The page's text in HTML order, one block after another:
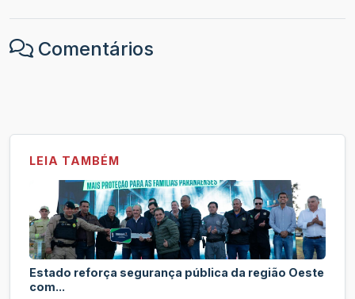
Comentários
LEIA TAMBÉM
Estado reforça segurança pública da região Oeste
com...